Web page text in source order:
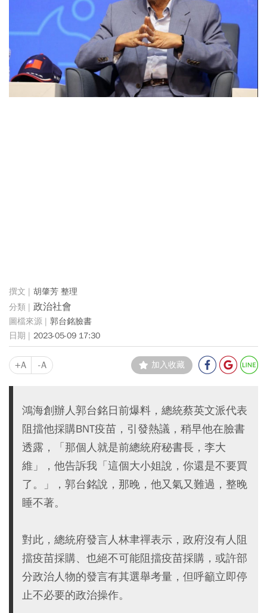
胡肇芳 整理
政治社會
郭台銘臉書
2023-05-09 17:30
+A -A 加入收藏
鴻海創辦人郭台銘日前爆料，總統蔡英文派代表
阻擋他採購BNT疫苗，引發熱議，稍早他在臉書
透露，「那個人就是前總統府秘書長，李大
維」，他告訴我「這個大小姐說，你還是不要買
了。」，郭台銘說，那晚，他又氣又難過，整晚
睡不著。
對此，總統府發言人林聿禪表示，政府沒有人阻
擋疫苗採購、也絕不可能阻擋疫苗採購，或許部
分政治人物的發言有其選舉考量，但呼籲立即停
止不必要的政治操作。